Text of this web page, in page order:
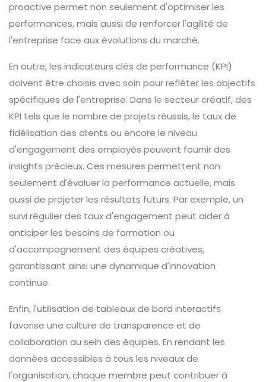
proactive permet non seulement d'optimiser les
performances, mais aussi de renforcer l'agilité de
l'entreprise face aux évolutions du marché.
En outre, les indicateurs clés de performance (KPI)
doivent être choisis avec soin pour refléter les objectifs
spécifiques de l'entreprise. Dans le secteur créatif, des
KPI tels que le nombre de projets réussis, le taux de
fidélisation des clients ou encore le niveau
d'engagement des employés peuvent fournir des
insights précieux. Ces mesures permettent non
seulement d'évaluer la performance actuelle, mais
aussi de projeter les résultats futurs. Par exemple, un
suivi régulier des taux d'engagement peut aider à
anticiper les besoins de formation ou
d'accompagnement des équipes créatives,
garantissant ainsi une dynamique d'innovation
continue.
Enfin, l'utilisation de tableaux de bord interactifs
favorise une culture de transparence et de
collaboration au sein des équipes. En rendant les
données accessibles à tous les niveaux de
l'organisation, chaque membre peut contribuer à